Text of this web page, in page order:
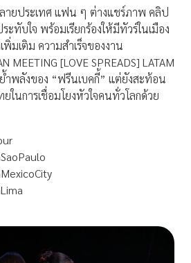
ายประเทศ แฟน ๆ ต่างแชร์ภาพ คลิป
ทับใจ พร้อมเรียกร้องให้มีทัวร์ในเมือง
มเติม ความสำเร็จของงาน
MEETING [LOVE SPREADS] LATAM
ำพลังของ “ฟรีนเบคกี้” แต่ยังสะท้อน
นการเชื่อมโยงหัวใจคนทั่วโลกด้วย